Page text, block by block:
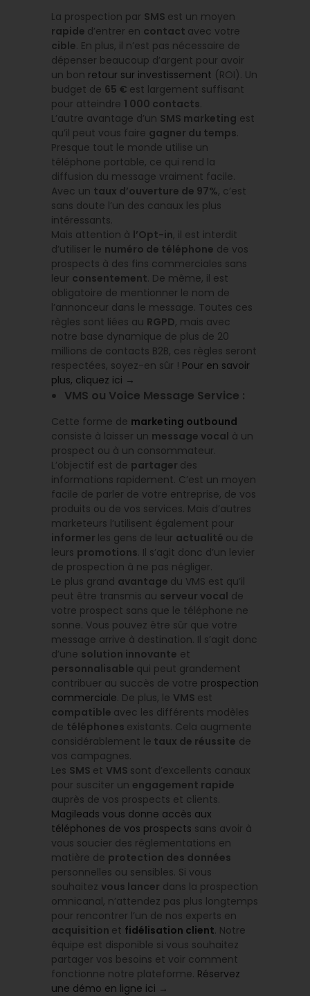
La prospection par SMS est un moyen
rapide d’entrer en contact avec votre
cible. En plus, il n’est pas nécessaire de
dépenser beaucoup d’argent pour avoir
un bon retour sur investissement (ROI). Un
budget de 65 € est largement suffisant
pour atteindre 1 000 contacts.
L’autre avantage d’un SMS marketing est
qu’il peut vous faire gagner du temps.
Presque tout le monde utilise un
téléphone portable, ce qui rend la
diffusion du message vraiment facile.
Avec un taux d’ouverture de 97%, c’est
sans doute l’un des canaux les plus
intéressants.
Mais attention à l’Opt-in, il est interdit
d’utiliser le numéro de téléphone de vos
prospects à des fins commerciales sans
leur consentement. De même, il est
obligatoire de mentionner le nom de
l’annonceur dans le message. Toutes ces
règles sont liées au RGPD, mais avec
notre base dynamique de plus de 20
millions de contacts B2B, ces règles seront
respectées, soyez-en sûr ! Pour en savoir
plus, cliquez ici →
VMS ou Voice Message Service :
Cette forme de marketing outbound
consiste à laisser un message vocal à un
prospect ou à un consommateur.
L’objectif est de partager des
informations rapidement. C’est un moyen
facile de parler de votre entreprise, de vos
produits ou de vos services. Mais d’autres
marketeurs l’utilisent également pour
informer les gens de leur actualité ou de
leurs promotions. Il s’agit donc d’un levier
de prospection à ne pas négliger.
Le plus grand avantage du VMS est qu’il
peut être transmis au serveur vocal de
votre prospect sans que le téléphone ne
sonne. Vous pouvez être sûr que votre
message arrive à destination. Il s’agit donc
d’une solution innovante et
personnalisable qui peut grandement
contribuer au succès de votre prospection
commerciale. De plus, le VMS est
compatible avec les différents modèles
de téléphones existants. Cela augmente
considérablement le taux de réussite de
vos campagnes.
Les SMS et VMS sont d’excellents canaux
pour susciter un engagement rapide
auprès de vos prospects et clients.
Magileads vous donne accès aux
téléphones de vos prospects sans avoir à
vous soucier des réglementations en
matière de protection des données
personnelles ou sensibles. Si vous
souhaitez vous lancer dans la prospection
omnicanal, n’attendez pas plus longtemps
pour rencontrer l’un de nos experts en
acquisition et fidélisation client. Notre
équipe est disponible si vous souhaitez
partager vos besoins et voir comment
fonctionne notre plateforme. Réservez
une démo en ligne ici →